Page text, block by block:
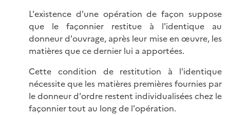
L'existence d'une opération de façon suppose
que le façonnier restitue à l'identique au
donneur d'ouvrage, après leur mise en œuvre, les
matières que ce dernier lui a apportées.
Cette condition de restitution à l'identique
nécessite que les matières premières fournies par
le donneur d'ordre restent individualisées chez le
façonnier tout au long de l'opération.